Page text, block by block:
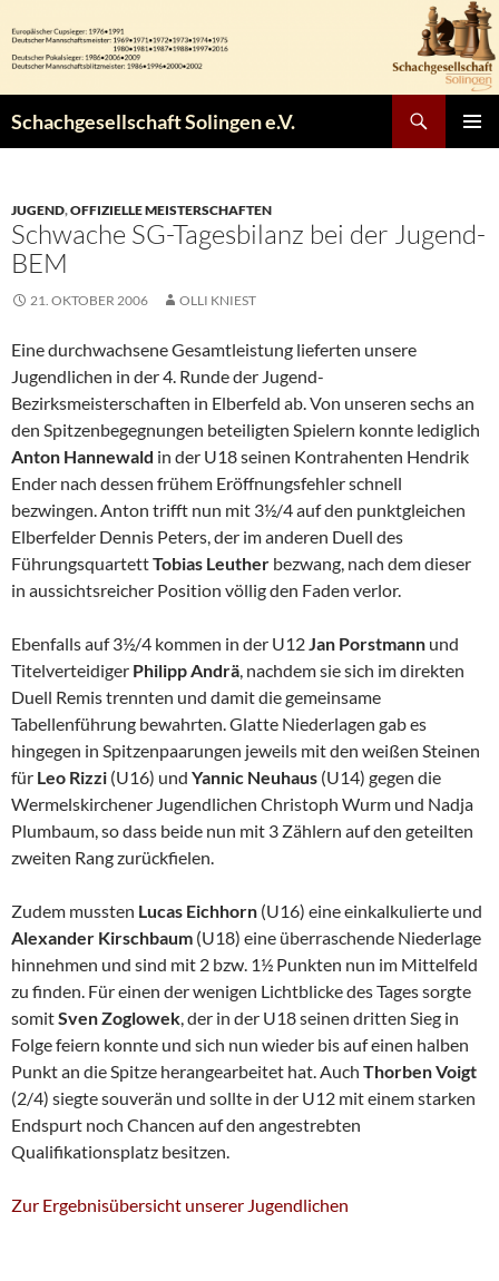
Inhalt
springen
Schachgesellschaft Solingen e.V.
JUGEND,OFFIZIELLE MEISTERSCHAFTEN
Schwache SG-Tagesbilanz bei der Jugend-
BEM
21. OKTOBER 2006 OLLI KNIEST
Eine durchwachsene Gesamtleistung lieferten unsere
Jugendlichen in der 4. Runde der Jugend-
Bezirksmeisterschaften in Elberfeld ab. Von unseren sechs an
den Spitzenbegegnungen beteiligten Spielern konnte lediglich
Anton Hannewald in der U18 seinen Kontrahenten Hendrik
Ender nach dessen frühem Eröffnungsfehler schnell
bezwingen. Anton trifft nun mit 3½/4 auf den punktgleichen
Elberfelder Dennis Peters, der im anderen Duell des
FührungsquartettTobias Leuther bezwang, nach dem dieser
in aussichtsreicher Position völlig den Faden verlor.
Ebenfalls auf 3½/4 kommen in der U12Jan Porstmann und
Titelverteidiger PhilippAndrä, nachdem sie sich im direkten
Duell Remis trennten und damit die gemeinsame
Tabellenführung bewahrten. Glatte Niederlagen gab es
hingegen in Spitzenpaarungen jeweils mit den weißen Steinen
für Leo Rizzi (U16) und Yannic Neuhaus (U14) gegen die
Wermelskirchener Jugendlichen Christoph Wurm und Nadja
Plumbaum, so dass beide nun mit 3 Zählern auf den geteilten
zweiten Rang zurückfielen.
Zudem mussten Lucas Eichhorn (U16) eine einkalkulierte und
Alexander Kirschbaum (U18) eine überraschende Niederlage
hinnehmen und sind mit 2 bzw. 1½ Punkten nun im Mittelfeld
zu finden. Für einen der wenigen Lichtblicke des Tages sorgte
somitSvenZoglowek, der in der U18 seinen dritten Sieg in
Folge feiern konnte und sich nun wieder bis auf einen halben
Punkt an die Spitze herangearbeitet hat. Auch Thorben Voigt
(2/4) siegte souverän und sollte in der U12 mit einem starken
Endspurt noch Chancen auf den angestrebten
Qualifikationsplatz besitzen.
Zur Ergebnisübersicht unserer Jugendlichen